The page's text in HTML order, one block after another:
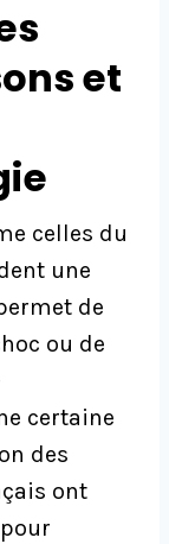
et
celles du
une
de
ou de
certaine
des
ont